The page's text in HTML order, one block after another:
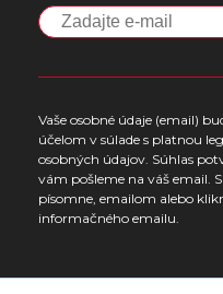
Vaše osobné údaje (email)
účelom v súlade s platnou
osobných údajov. Súhlas
vám pošleme na váš email.
písomne, emailom alebo
informačného emailu.